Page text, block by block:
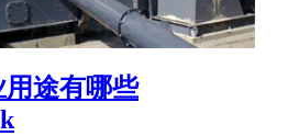
途有哪些